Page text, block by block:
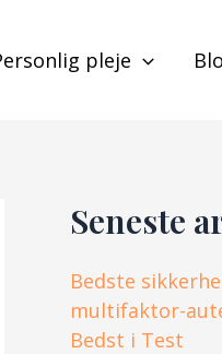
pleje
Seneste
Bedste
multifaktor-
Bedst i Test